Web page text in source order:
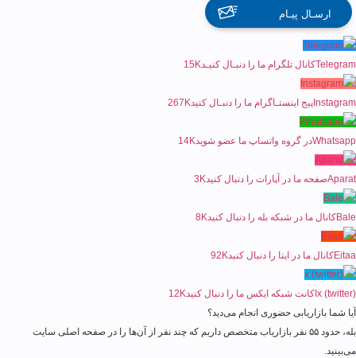
ارسـال پیـام
Telegramکانال تلگرام ما را دنبـال کنیـد15K
Instagram پیج اینستـاگرام ما را دنبـال کنید267K
Whatsappدر گروه واتساپ ما عضو شوید14K
Aparatصفحه ما در آپارات را دنبال کنید3K
Baleکانال ما در شبکه بله را دنبال کنید8K
Eitaaکانال ما در ایتا را دنبال کنید92K
x (twitter) اکانت شبکه ایکس ما را دنبال کنید12K
آیا شما بازاریابی حضوری انجام می‌دید؟
بله، حدود ۵۵ نفر بازاریاب متخصص داریم که چند نفر از آن‌ها را در صفحه اصلی سایت
می‌بینید.